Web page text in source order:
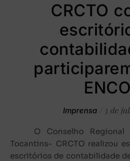
CRCTO
Imprensa / 3 de
O Conselho Regional de Contabilidade do
Tocantins- CRCTO realizou
escritórios de contabilidade